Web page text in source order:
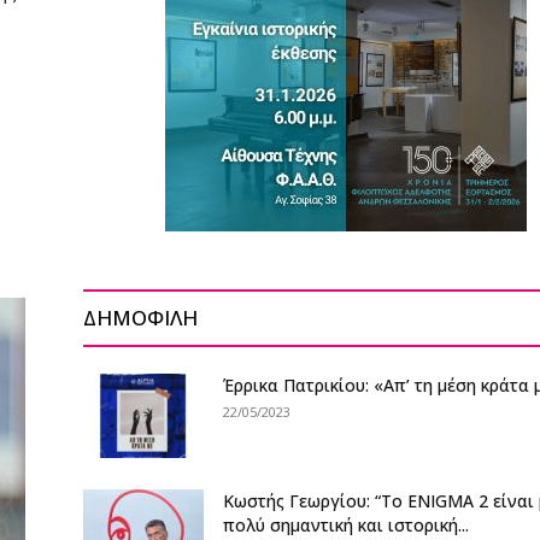
ΔΗΜΟΦΙΛΗ
Έρρικα Πατρικίου: «Απ’ τη μέση κράτα
22/05/2023
Κωστής Γεωργίου: “Το ENIGMA 2 είναι
πολύ σημαντική και ιστορική...